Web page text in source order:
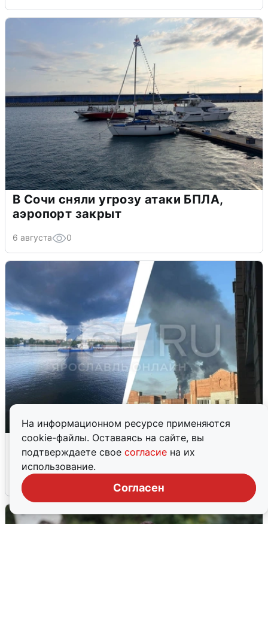
На информационном ресурсе применяются
cookie-файлы. Оставаясь на сайте, вы
подтверждаете свое согласие на их
использование.
Согласен
В Сочи сняли угрозу атаки БПЛА,
аэропорт закрыт
6 августа 0
Ночная атака БПЛА на Ярославль:
попадания и последствия
6 августа